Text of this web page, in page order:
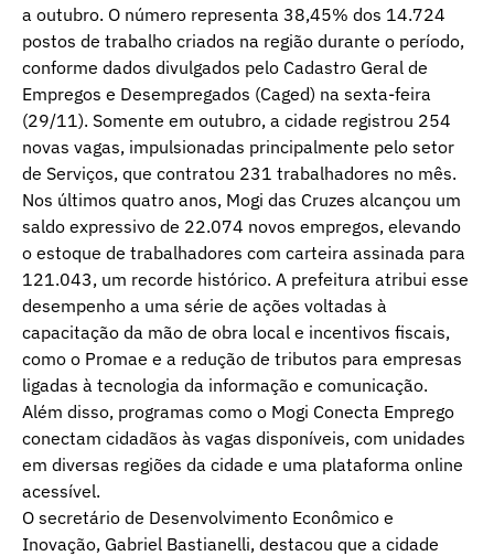
a outubro. O número representa 38,45% dos 14.724
postos de trabalho criados na região durante o período,
conforme dados divulgados pelo Cadastro Geral de
Empregos e Desempregados (Caged) na sexta-feira
(29/11). Somente em outubro, a cidade registrou 254
novas vagas, impulsionadas principalmente pelo setor
de Serviços, que contratou 231 trabalhadores no mês.
Nos últimos quatro anos, Mogi das Cruzes alcançou um
saldo expressivo de 22.074 novos empregos, elevando
o estoque de trabalhadores com carteira assinada para
121.043, um recorde histórico. A prefeitura atribui esse
desempenho a uma série de ações voltadas à
capacitação da mão de obra local e incentivos fiscais,
como o Promae e a redução de tributos para empresas
ligadas à tecnologia da informação e comunicação.
Além disso, programas como o Mogi Conecta Emprego
conectam cidadãos às vagas disponíveis, com unidades
em diversas regiões da cidade e uma plataforma online
acessível.
O secretário de Desenvolvimento Econômico e
Inovação, Gabriel Bastianelli, destacou que a cidade